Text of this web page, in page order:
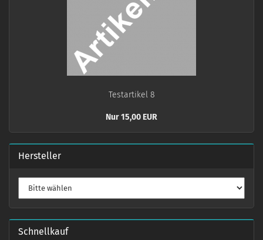
Te­st­ar­ti­kel 8
Nur 15,00 EUR
Hersteller
Schnellkauf